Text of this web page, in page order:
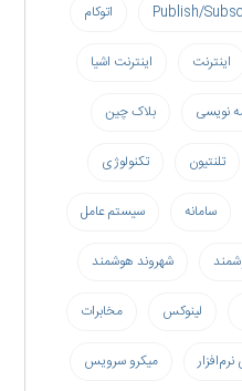
Publish/ اتوکام
اینترنت اینترنت اشیا
نویسی بلاک چین
تلنتیون تکنولوژی
سامانه سیستم عامل
شهروند هوشمند
لینوکس مخابرات
میکرو سرویس